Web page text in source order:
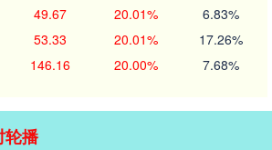
49.67 20.01% 6.83%
53.33 20.01% 17.26%
146.16 20.00% 7.68%
轮播